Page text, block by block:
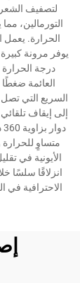
الأخبار
تطبيق
اتصل بنا
لتصفيف
التورمالين،
يوفر مرونة
درجة
العائمة ضغطًا
متساوٍ للحرارة
الأيونية في
انزلاقًا سلسًا
الاحترافية في